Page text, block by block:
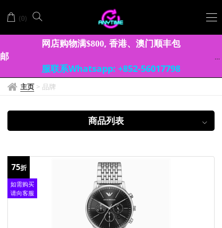
EMPORIO
ARMANI
(0)
网店购物满$800, 香港、澳门顺丰包
邮
服联系Whatsapp: +852-56017798
主页 > 品牌
商品列表
75折
如需购买
请向客服